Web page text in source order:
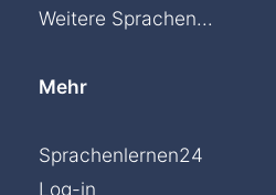
Weitere Sprachen...
Mehr
Sprachenlernen24
Log-in